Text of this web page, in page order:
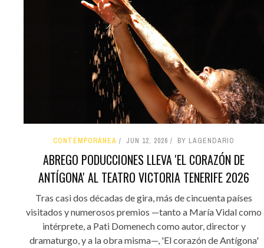
CONTEMPORÁNEA JUN 12, 2026 BY LAGENDARIO
ABREGO PODUCCIONES LLEVA 'EL CORAZÓN DE
ANTÍGONA' AL TEATRO VICTORIA TENERIFE 2026
Tras casi dos décadas de gira, más de cincuenta países
visitados y numerosos premios —tanto a María Vidal como
intérprete, a Pati Domenech como autor, director y
dramaturgo, y a la obra misma—, 'El corazón de Antígona'